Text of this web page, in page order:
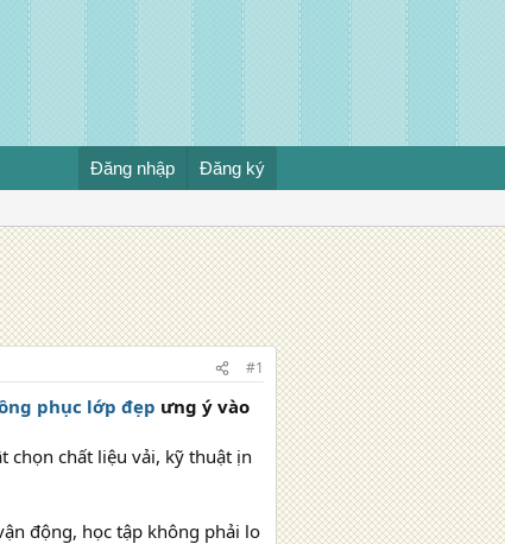
Đăng nhập Đăng ký
#1
phục lớp đẹp ưng ý vào
chọn chất liệu vải, kỹ thuật ịn
động, học tập không phải lo